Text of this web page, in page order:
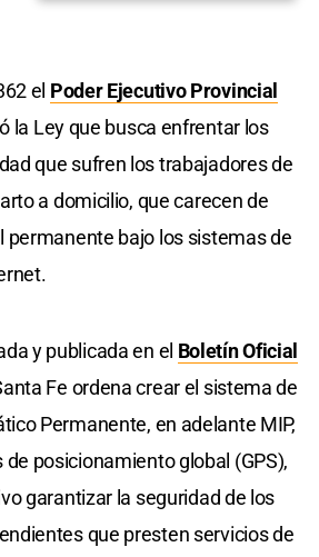
el Poder Ejecutivo Provincial
la Ley que busca enfrentar los
que sufren los trabajadores de
a domicilio, que carecen de
permanente bajo los sistemas de
y publicada en el Boletín Oficial
Fe ordena crear el sistema de
Permanente, en adelante MIP,
posicionamiento global (GPS),
garantizar la seguridad de los
que presten servicios de